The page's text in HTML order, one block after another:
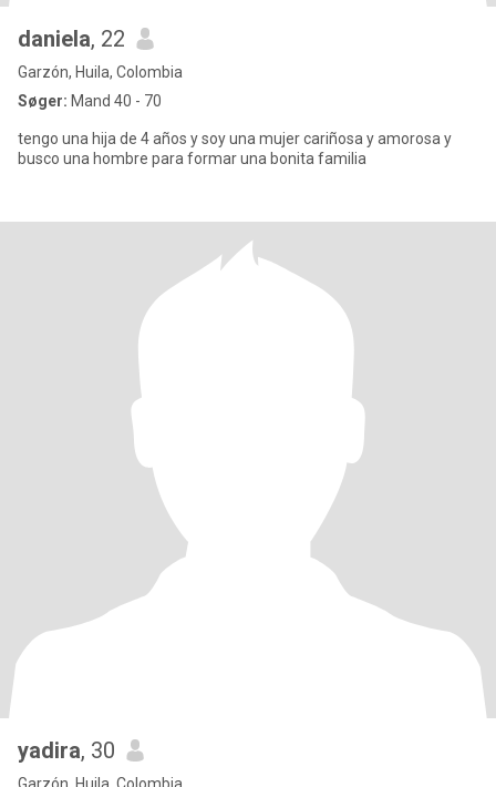
daniela, 22
Garzón, Huila, Colombia
Søger: Mand 40 - 70
tengo una hija de 4 años y soy una mujer cariñosa y amorosa y
busco una hombre para formar una bonita familia
yadira, 30